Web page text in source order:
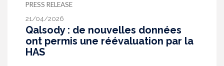
PRESS RELEASE
21/04/2026
Qalsody : de nouvelles données
ont permis une réévaluation par la
HAS